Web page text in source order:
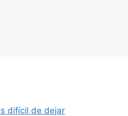
difícil de dejar